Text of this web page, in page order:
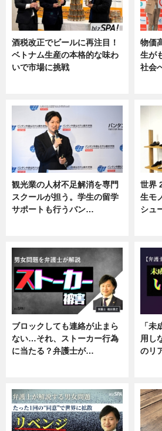
酒税改正でビールに再注目！
ベトナム生産の本格的な味わ
いで市場に挑戦
物価
生が
社会
観光業の人材不足解消を専門
スクールが担う。学生の留学
サポートも行うバン…
世界
生モ
シュ
ブロックしても連絡が止まら
ない…それ、ストーカー行為
に当たる？弁護士が…
「
用し
のリ